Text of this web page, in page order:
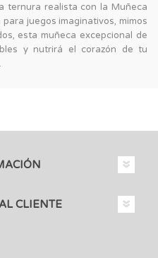
ternura realista con la Muñeca
juegos imaginativos, mimos
esta muñeca excepcional de
y nutrirá el corazón de tu
CLIENTE